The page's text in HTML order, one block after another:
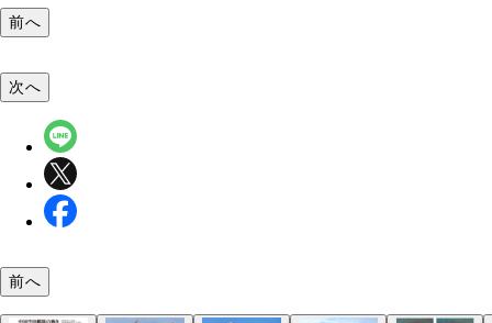
前へ
の発着艦を繰り返した空母「山東」
次へ
前へ